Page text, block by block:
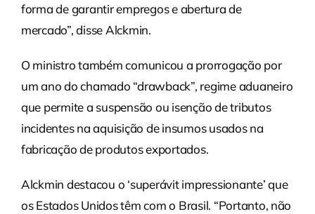
forma de garantir empregos e abertura de
mercado”, disse Alckmin.
O ministro também comunicou a prorrogação por
um ano do chamado “drawback”, regime aduaneiro
que permite a suspensão ou isenção de tributos
incidentes na aquisição de insumos usados na
fabricação de produtos exportados.
Alckmin destacou o ‘superávit impressionante’ que
os Estados Unidos têm com o Brasil. “Portanto, não